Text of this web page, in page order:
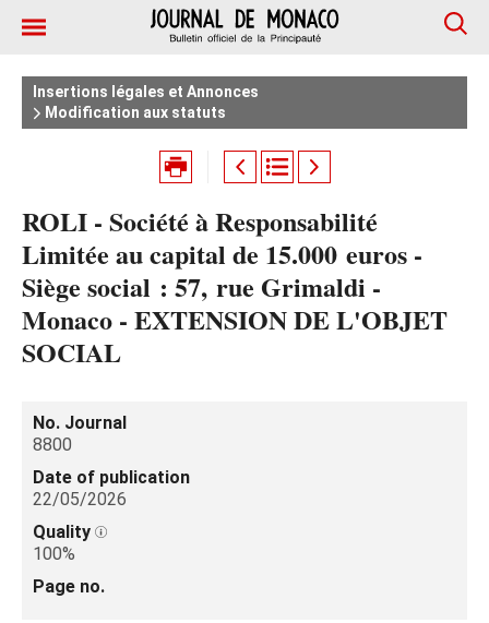
Insertions légales et Annonces
Modification aux statuts
ROLI - Société à Responsabilité
Limitée au capital de 15.000 euros -
Siège social : 57, rue Grimaldi -
Monaco - EXTENSION DE L'OBJET
SOCIAL
No. Journal
8800
Date of publication
22/05/2026
Quality
100%
Page no.